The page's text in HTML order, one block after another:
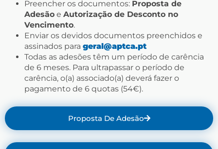
Preencher os documentos: Proposta de
Adesão e Autorização de Desconto no
Vencimento.
Enviar os devidos documentos preenchidos e
assinados para geral@aptca.pt
Todas as adesões têm um período de carência
de 6 meses. Para ultrapassar o período de
carência, o(a) associado(a) deverá fazer o
pagamento de 6 quotas (54€).
Proposta De Adesão